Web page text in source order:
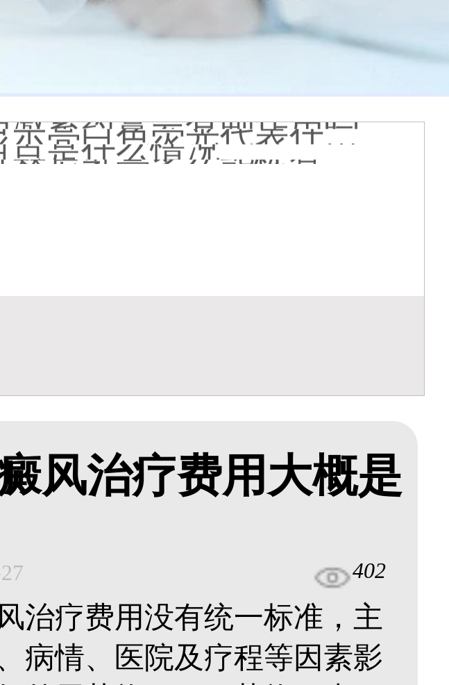
素药膏会有副作用吗
白色荧光代表什么意思
是什么情况
乳膏多久能恢复正常色
是什么原因造成的
色糠疹怎么肉眼区分
风治疗费用大概是
402
治疗费用没有统一标准，主
病情、医院及疗程等因素影